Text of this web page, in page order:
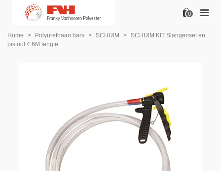
0
Home > Polyurethaan hars > SCHUIM > SCHUIM KIT Slangenset en
pistool 4.6M lengte